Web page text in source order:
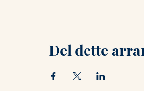
Del dette